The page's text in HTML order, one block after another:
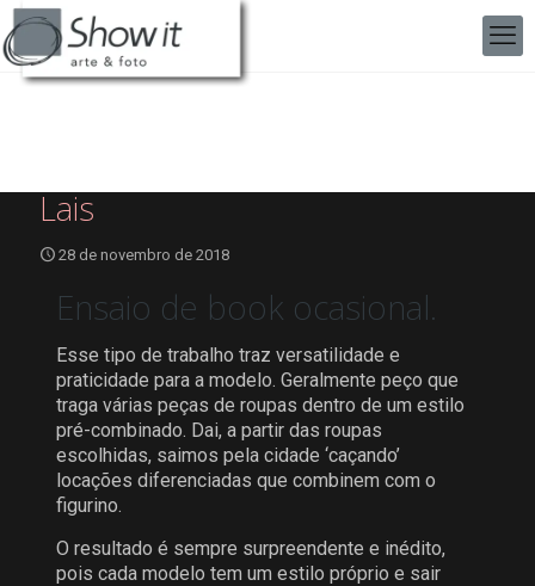
Lais
28 de novembro de 2018
Ensaio de book ocasional.
Esse tipo de trabalho traz versatilidade e
praticidade para a modelo. Geralmente peço que
traga várias peças de roupas dentro de um estilo
pré-combinado. Dai, a partir das roupas
escolhidas, saimos pela cidade ‘caçando’
locações diferenciadas que combinem com o
figurino.
O resultado é sempre surpreendente e inédito,
pois cada modelo tem um estilo próprio e sair